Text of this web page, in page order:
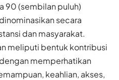
90 (sembilan puluh)
secara
dan masyarakat.
meliputi bentuk kontribusi
memperhatikan
keahlian, akses,